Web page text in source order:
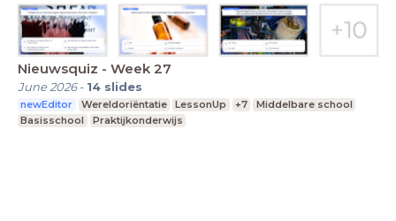
Nieuwsquiz - Week 27
June 2026- 14 slides
newEditor Wereldoriëntatie LessonUp +7
Middelbare school
Basisschool
Praktijkonderwijs